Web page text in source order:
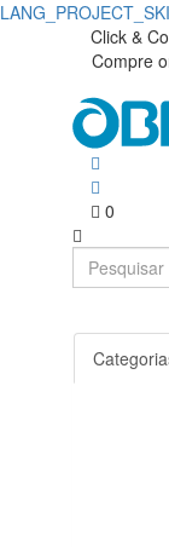
Click &
Compre
0